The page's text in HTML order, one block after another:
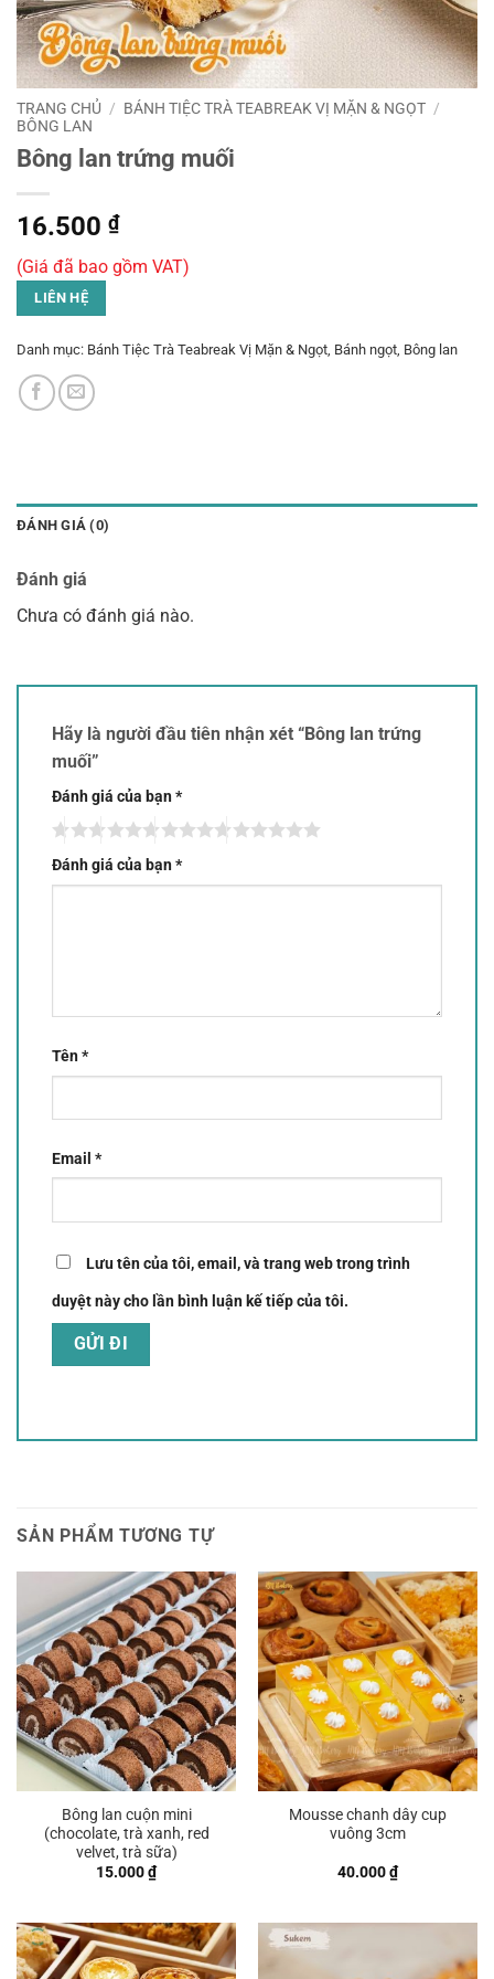
TRANG CHỦ / BÁNH TIỆC TRÀ TEABREAK VỊ MẶN & NGỌT /
BÔNG LAN
Bông lan trứng muối
16.500 ₫
(Giá đã bao gồm VAT)
LIÊN HỆ
Danh mục: Bánh Tiệc Trà Teabreak Vị Mặn & Ngọt Bánh ngọt Bông lan
ĐÁNH GIÁ (0)
Đánh giá
Chưa có đánh giá nào.
Hãy là người đầu tiên nhận xét “Bông lan trứng
muối”
Đánh giá của bạn*
Đánh giá của bạn*
Tên*
Email *
Lưu tên của tôi, email, và trang web trong trình
duyệt này cho lần bình luận kế tiếp của tôi.
SẢN PHẨM TƯƠNG TỰ
Bông lan cuộn mini
(chocolate, trà xanh, red
velvet, trà sữa)
15.000₫
Mousse chanh dây cup
vuông 3cm
40.000₫